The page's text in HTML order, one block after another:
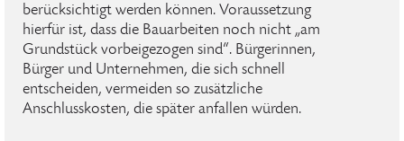
berücksichtigt werden können. Voraussetzung
hierfür ist, dass die Bauarbeiten noch nicht „am
Grundstück vorbeigezogen sind“. Bürgerinnen,
Bürger und Unternehmen, die sich schnell
entscheiden, vermeiden so zusätzliche
Anschlusskosten, die später anfallen würden.